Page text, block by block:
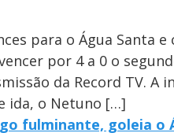
para o Água Santa
por 4 a 0 o
da Record TV. A
ida, o Netuno […]
fulminante, goleia o